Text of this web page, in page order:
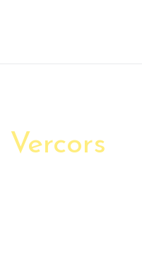
Vercors